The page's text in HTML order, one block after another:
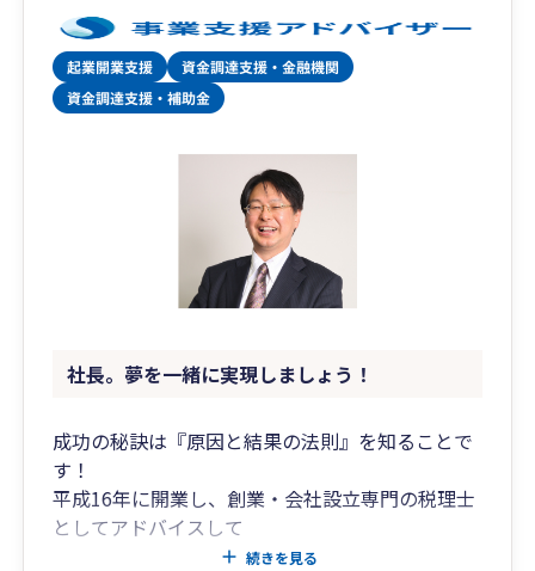
社長。夢を一緒に実現しましょう！
成功の秘訣は『原因と結果の法則』を知ることで
す！
平成16年に開業し、創業・会社設立専門の税理士
としてアドバイスして
きました。一般的に会社の生存率は10年で6％と
続きを見る